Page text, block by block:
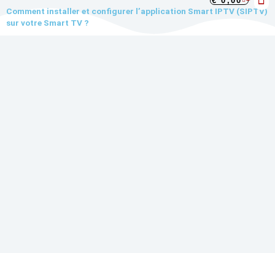
au
Comment installer et configurer l’application Smart IPTV (SIPTV)
sur votre Smart TV ?